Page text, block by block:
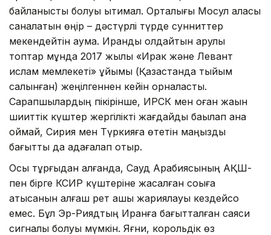
байланысты болуы ықтимал. Орталығы Мосул қаласы
саналатын өңір – дәстүрлі түрде сунниттер
мекендейтін аумақ. Иранды қолдайтын қарулы
топтар мұнда 2017 жылы «Ирак және Левант
ислам мемлекеті» ұйымы (Қазақстанда тыйым
салынған) жеңілгеннен кейін орналасты.
Сарапшылардың пікірінше, ИРСК мен оған жақын
шииттік күштер жергілікті жағдайды бақылап қана
қоймай, Сирия мен Түркияға өтетін маңызды
бағытты да қадағалап отыр.
Осы тұрғыдан алғанда, Сауд Арабиясының АҚШ-
пен бірге КСИР күштеріне жасалған соққыға
қатысқанын алғаш рет ашық жариялауы кездейсоқ
емес. Бұл Эр-Риядтың Иранға бағытталған саяси
сигналы болуы мүмкін. Яғни, корольдік өз